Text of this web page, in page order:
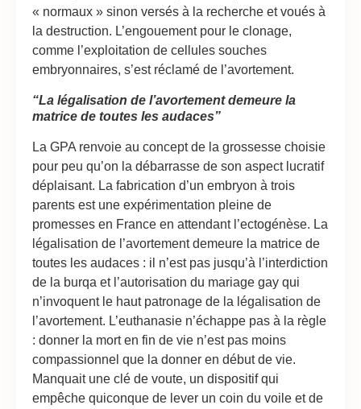
« normaux » sinon versés à la recherche et voués à
la destruction. L’engouement pour le clonage,
comme l’exploitation de cellules souches
embryonnaires, s’est réclamé de l’avortement.
“La légalisation de l’avortement demeure la
matrice de toutes les audaces”
La GPA renvoie au concept de la grossesse choisie
pour peu qu’on la débarrasse de son aspect lucratif
déplaisant. La fabrication d’un embryon à trois
parents est une expérimentation pleine de
promesses en France en attendant l’ectogénèse. La
légalisation de l’avortement demeure la matrice de
toutes les audaces : il n’est pas jusqu’à l’interdiction
de la burqa et l’autorisation du mariage gay qui
n’invoquent le haut patronage de la légalisation de
l’avortement. L’euthanasie n’échappe pas à la règle
: donner la mort en fin de vie n’est pas moins
compassionnel que la donner en début de vie.
Manquait une clé de voute, un dispositif qui
empêche quiconque de lever un coin du voile et de